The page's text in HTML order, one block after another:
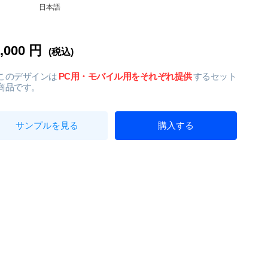
日本語
円 (税込)
のデザインは PC用・モバイル用をそれぞれ提供するセット
品です。
サンプルを見る 購入する